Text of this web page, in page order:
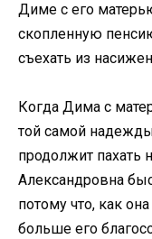
Диме с его
скопленную
съехать из
Когда Дима с
той самой
продолжит пахать
Александровна
потому что, как
больше его